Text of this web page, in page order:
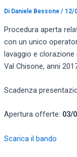
Di Daniele Bessone / 12/
Procedura aperta
con un unico
lavaggio e
Val Chisone, anni
Scadenza
Apertura offerte: 03/
Scarica il bando